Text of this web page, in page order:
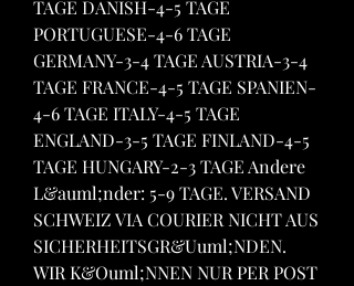
TAGE DANISH-4-5 TAGE
PORTUGUESE-4-6 TAGE
GERMANY-3-4 TAGE AUSTRIA-3-4
TAGE FRANCE-4-5 TAGE SPANIEN-
4-6 TAGE ITALY-4-5 TAGE
ENGLAND-3-5 TAGE FINLAND-4-5
TAGE HUNGARY-2-3 TAGE Andere
L&auml;nder: 5-9 TAGE. VERSAND
SCHWEIZ VIA COURIER NICHT AUS
SICHERHEITSGR&Uuml;NDEN.
WIR K&Ouml;NNEN NUR PER POST